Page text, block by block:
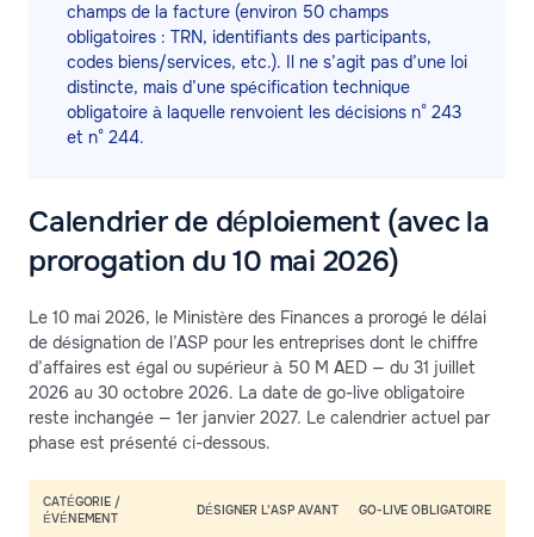
champs de la facture (environ 50 champs
obligatoires : TRN, identifiants des participants,
codes biens/services, etc.). Il ne s’agit pas d’une loi
distincte, mais d’une spécification technique
obligatoire à laquelle renvoient les décisions n° 243
et n° 244.
Calendrier de déploiement (avec la
prorogation du 10 mai 2026)
Le 10 mai 2026, le Ministère des Finances a prorogé le délai
de désignation de l’ASP pour les entreprises dont le chiffre
d’affaires est égal ou supérieur à 50 M AED — du 31 juillet
2026 au 30 octobre 2026. La date de go-live obligatoire
reste inchangée — 1er janvier 2027. Le calendrier actuel par
phase est présenté ci-dessous.
CATÉGORIE /
ÉVÉNEMENT
DÉSIGNER L’ASP AVANT GO-LIVE OBLIGATOIRE